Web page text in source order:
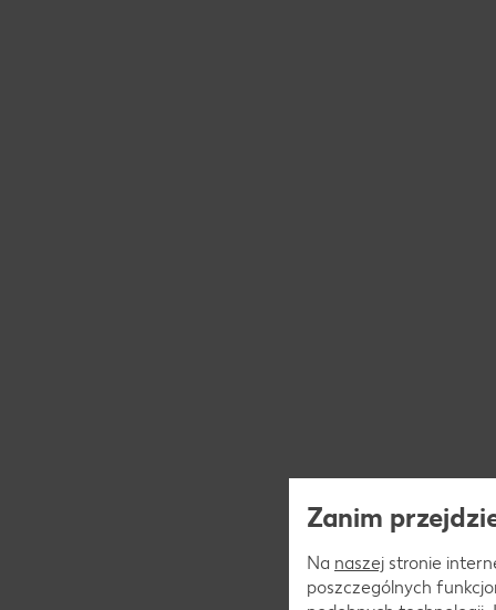
Zanim
Na naszej stronie
poszczególnych